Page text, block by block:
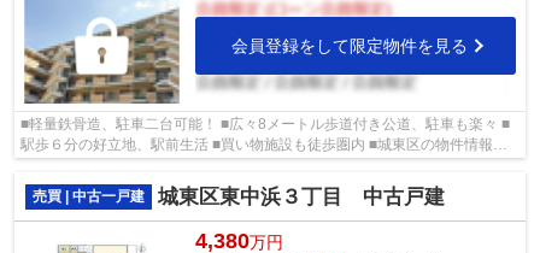
会員登録をして限定物件を見る
■軽量鉄骨造、駐車二台可能！ ■広々8メートル歩道付き公道、駐車も楽々 ■
駅歩６分の好立地、駅前生活 ■買い物施設も徒歩圏内 ■城東区の物件情報は
売買 | 中古一戸建
城東区東中浜３丁目 中古戸建
4,380万円